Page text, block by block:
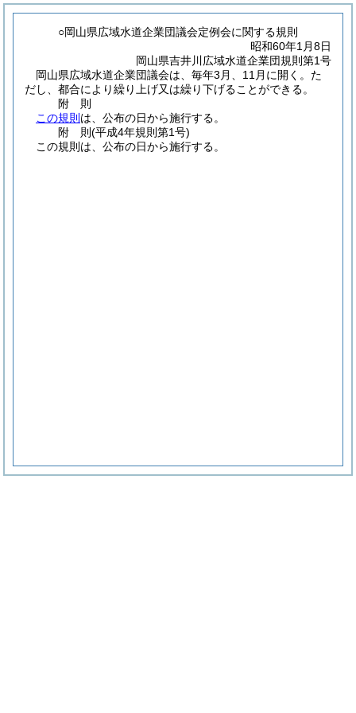
○岡山県広域水道企業団議会定例会に関する規則
昭和60年1月8日
岡山県吉井川広域水道企業団規則第1号
岡山県広域水道企業団議会は、毎年3月、11月に開く。た
だし、都合により繰り上げ又は繰り下げることができる。
附 則
この規則 は、公布の日から施行する。
附 則(平成4年規則第1号)
この規則は、公布の日から施行する。